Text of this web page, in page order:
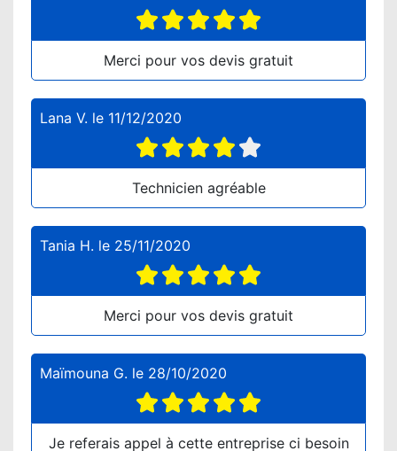
Merci pour vos devis gratuit
Lana V. le 11/12/2020
Technicien agréable
Tania H. le 25/11/2020
Merci pour vos devis gratuit
Maïmouna G. le 28/10/2020
Je referais appel à cette entreprise ci besoin